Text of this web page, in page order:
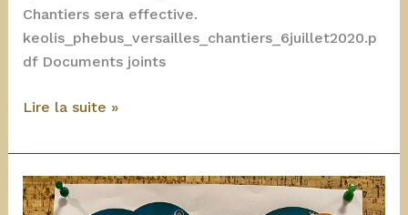
Chantiers sera effective.
keolis_phebus_versailles_chantiers_6juillet2020.p
df Documents joints
Juillet
:
Gare
routière
Lire la suite »